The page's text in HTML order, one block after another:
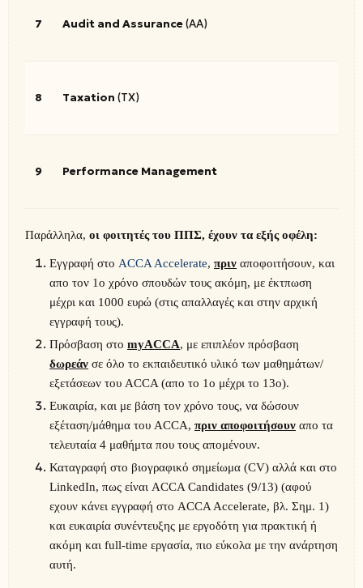
7 Audit and Assurance(AA)
8 Taxation (TX)
9 Performance Management
Παράλληλα, οι φοιτητές του ΠΠΣ, έχουν τα εξής οφέλη:
Εγγραφή στο ACCA Accelerate, πριν αποφοιτήσουν, και
απο τον 1ο χρόνο σπουδών τους ακόμη, με έκτπωση
μέχρι και 1000 ευρώ (στις απαλλαγές και στην αρχική
εγγραφή τους).
Πρόσβαση στο myACCA, με επιπλέον πρόσβαση
δωρεάν σε όλο το εκπαιδευτικό υλικό των μαθημάτων/
εξετάσεων του ACCA (απο το 1ο μέχρι το 13ο).
Ευκαιρία, και με βάση τον χρόνο τους, να δώσουν
εξέταση/μάθημα του ACCA, πριν αποφοιτήσουν απο τα
τελευταία 4 μαθήμτα που τους απομένουν.
Καταγραφή στο βιογραφικό σημείωμα (CV) αλλά και στο
LinkedIn, πως είναι ACCA Candidates (9/13) (αφού
εχουν κάνει εγγραφή στο ACCA Accelerate, βλ. Σημ. 1)
και ευκαιρία συνέντευξης με εργοδότη για πρακτική ή
ακόμη και full-time εργασία, πιο εύκολα με την ανάρτηση
αυτή.